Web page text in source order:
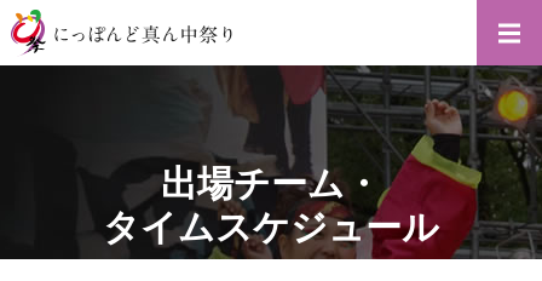
出場チーム・
タイムスケジュール